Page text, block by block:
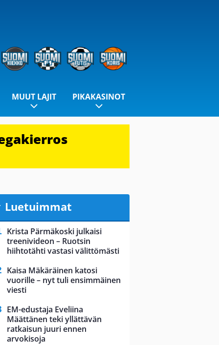
MUUT LAJIT PIKAKASINOT
Luetuimmat
Krista Pärmäkoski julkaisi
treenivideon – Ruotsin
hiihtotähti vastasi välittömästi
Kaisa Mäkäräinen katosi
vuorille – nyt tuli ensimmäinen
viesti
EM-edustaja Eveliina
Määttänen teki yllättävän
ratkaisun juuri ennen
arvokisoja